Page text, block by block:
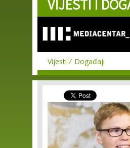
Skip to
main
VIJESTI I
Vijesti Događaji